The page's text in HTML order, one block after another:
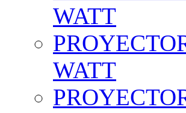
WATT
WATT